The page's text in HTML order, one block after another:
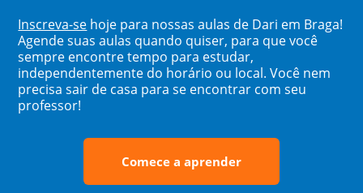
Inscreva-se hoje para nossas aulas de Dari em Braga!
Agende suas aulas quando quiser, para que você
sempre encontre tempo para estudar,
independentemente do horário ou local. Você nem
precisa sair de casa para se encontrar com seu
professor!
Comece a aprender